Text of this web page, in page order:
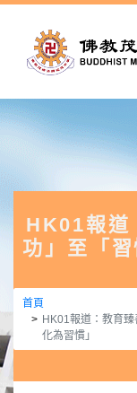
HK01報道
功」至「
首頁
HK01報道：教育
化為習慣」